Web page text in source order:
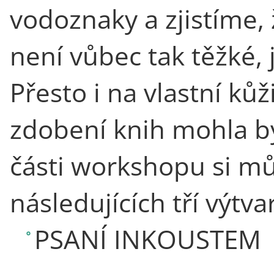
vodoznaky a
není vůbec tak
Přesto i na vlastní
zdobení knih mohla
části workshopu si
následujících tří
PSANÍ INKOUSTEM